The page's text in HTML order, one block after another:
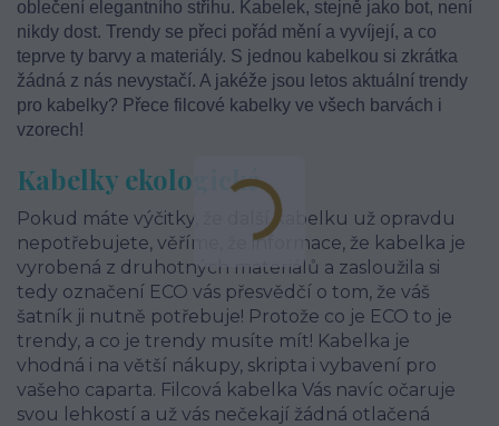
oblečení elegantního střihu. Kabelek, stejně jako bot, není
nikdy dost. Trendy se přeci pořád mění a vyvíjejí, a co
teprve ty barvy a materiály. S jednou kabelkou si zkrátka
žádná z nás nevystačí. A jakéže jsou letos aktuální trendy
pro kabelky? Přece filcové kabelky ve všech barvách i
vzorech!
Kabelky ekologické
Pokud máte výčitky, že další kabelku už opravdu
nepotřebujete, věříme, že informace, že kabelka je
vyrobená z druhotných materiálů a zasloužila si
tedy označení ECO vás přesvědčí o tom, že váš
šatník ji nutně potřebuje! Protože co je ECO to je
trendy, a co je trendy musíte mít! Kabelka je
vhodná i na větší nákupy, skripta i vybavení pro
vašeho caparta. Filcová kabelka Vás navíc očaruje
svou lehkostí a už vás nečekají žádná otlačená